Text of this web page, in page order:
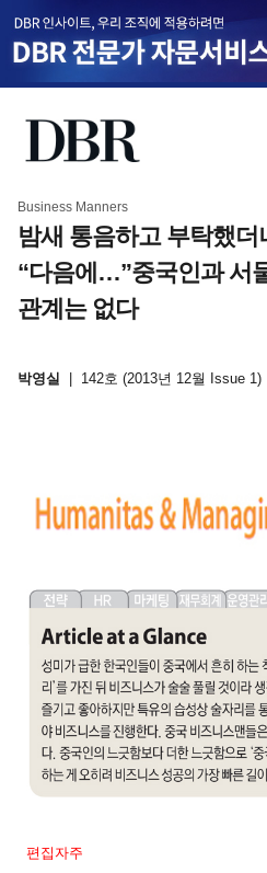
Business Manners
밤새 통음하고 부탁했더
“다음에…”중국인과 서
관계는 없다
박영실 142호 (2013년 12월 Issue 1)
편집자주